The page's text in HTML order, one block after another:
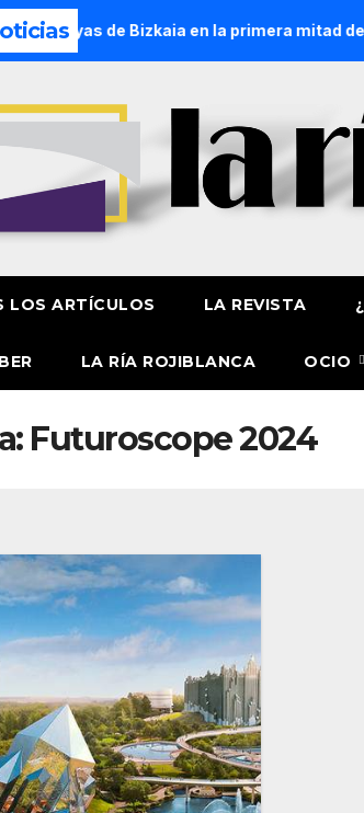
playas de Bizkaia en la primera mitad de la
LOS ARTÍCULOS LA REVISTA
LA RÍA ROJIBLANCA OCIO
Futuroscope 2024